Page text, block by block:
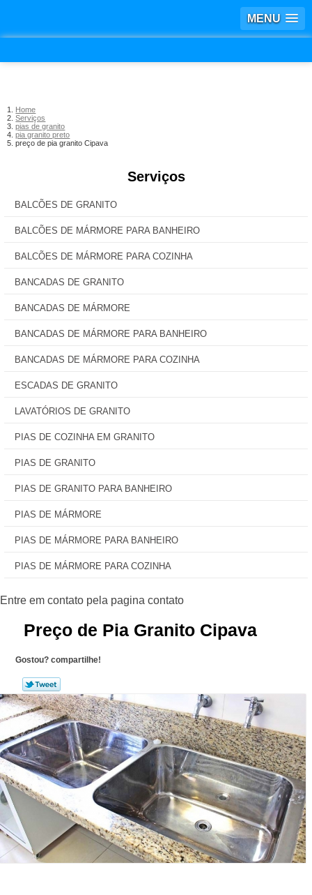
MENU
Home
Serviços
pias de granito
pia granito preto
preço de pia granito Cipava
Serviços
BALCÕES DE GRANITO
BALCÕES DE MÁRMORE PARA BANHEIRO
BALCÕES DE MÁRMORE PARA COZINHA
BANCADAS DE GRANITO
BANCADAS DE MÁRMORE
BANCADAS DE MÁRMORE PARA BANHEIRO
BANCADAS DE MÁRMORE PARA COZINHA
ESCADAS DE GRANITO
LAVATÓRIOS DE GRANITO
PIAS DE COZINHA EM GRANITO
PIAS DE GRANITO
PIAS DE GRANITO PARA BANHEIRO
PIAS DE MÁRMORE
PIAS DE MÁRMORE PARA BANHEIRO
PIAS DE MÁRMORE PARA COZINHA
Preço de Pia Granito Cipava
Gostou? compartilhe!